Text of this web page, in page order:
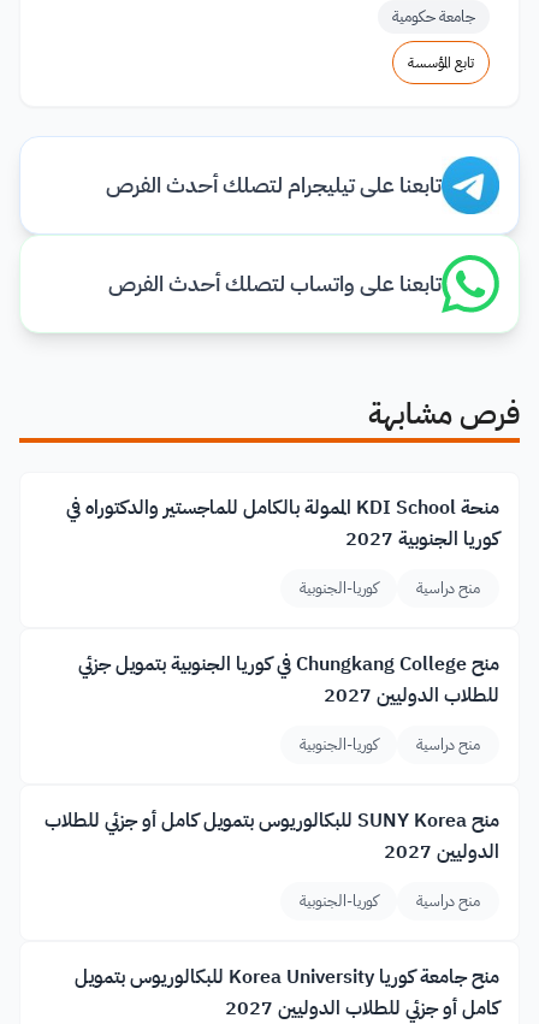
جامعة حكومية
تابع المؤسسة
تابعنا على تيليجرام لتصلك أحدث الفرص
تابعنا على واتساب لتصلك أحدث الفرص
فرص مشابهة
منحة KDI School الممولة بالكامل للماجستير والدكتوراه في
كوريا الجنوبية 2027
منح دراسية كوريا-الجنوبية
منح Chungkang College في كوريا الجنوبية بتمويل جزئي
للطلاب الدوليين 2027
منح دراسية كوريا-الجنوبية
منح SUNY Korea للبكالوريوس بتمويل كامل أو جزئي للطلاب
الدوليين 2027
منح دراسية كوريا-الجنوبية
منح جامعة كوريا Korea University للبكالوريوس بتمويل
كامل أو جزئي للطلاب الدوليين 2027